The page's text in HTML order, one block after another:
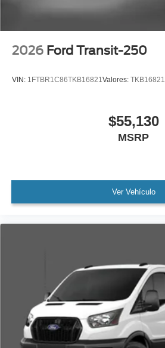
2026 Ford Transit-250
VIN: 1FTBR1C86TKB16821Valores: TKB16821
$55,130
MSRP
Ver Vehículo